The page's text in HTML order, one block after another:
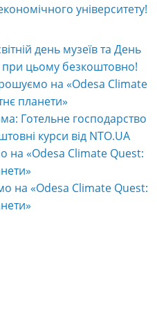
університету!
день музеїв та День
при цьому безкоштовно!
на «Odesa Climate
планети»
Готельне господарство
курси від NTO.UA
на «Odesa Climate Quest:
на «Odesa Climate Quest: